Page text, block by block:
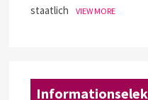
staatlich
VIEW MORE